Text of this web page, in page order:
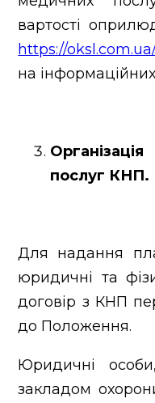
вартості
https://
на
послуг КНП.
Для надання
юридичні та
договір з КНП
до Положення.
Юридичні
закладом